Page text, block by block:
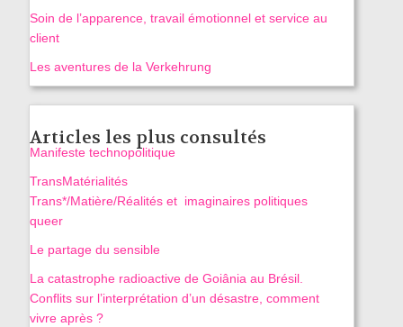
Soin de l’apparence, travail émotionnel et service au
client
Les aventures de la Verkehrung
Articles les plus consultés
Manifeste technopolitique
TransMatérialités
Trans*/Matière/Réalités et imaginaires politiques
queer
Le partage du sensible
La catastrophe radioactive de Goiânia au Brésil.
Conflits sur l’interprétation d’un désastre, comment
vivre après ?